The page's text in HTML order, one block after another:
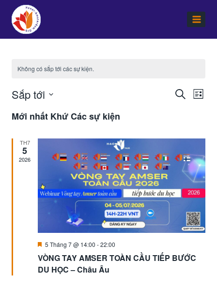
content
Không có sắp tới các sự kiện.
Các
Tìm
kiếm
và
Xem
Hướng
Tìm
Sự
Danh
Sắp tới
ngày.
Mới nhất Khứ Các sự kiện
TH7
5
2026
Đặc
5 Tháng 7 @ 14:00 -22:00
VÒNG TAY AMSER TOÀN CẦU TIẾP BƯỚC
DU HỌC – Châu Âu